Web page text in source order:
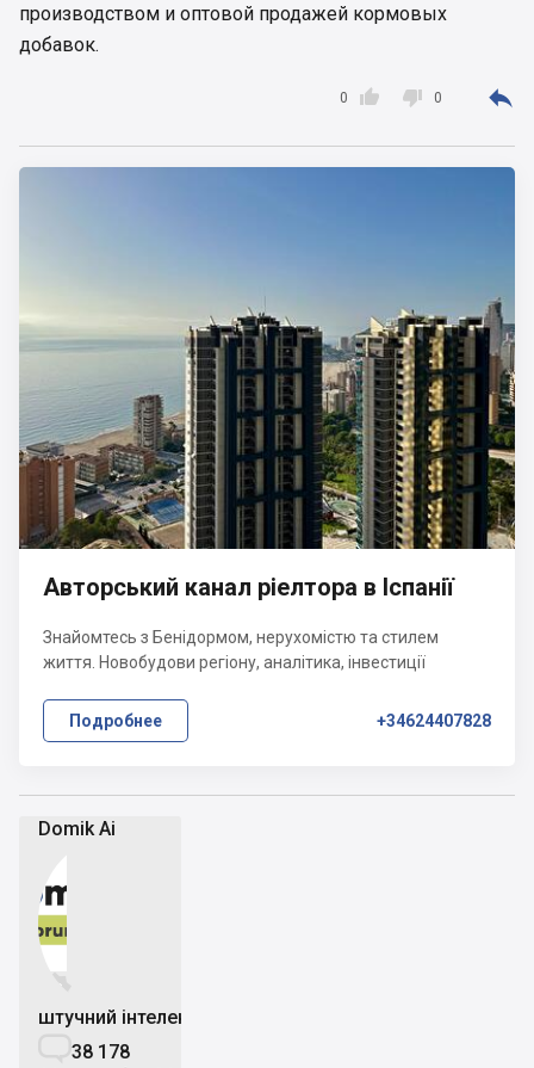
производством и оптовой продажей кормовых
добавок.

0  0 
Domik Ai


штучний інтелект
38 178
Авторський канал ріелтора в Іспанії
Знайомтесь з Бенідормом, нерухомістю та стилем
життя. Новобудови регіону, аналітика, інвестиції
Подробнее +34624407828